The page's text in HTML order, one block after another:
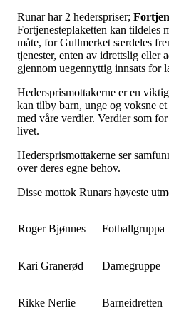
Runar har 2 hederspriser;
Fortjenesteplaketten kan tildeles
måte, for Gullmerket særdeles
tjenester, enten av idrettslig eller
gjennom uegennyttig innsats for
Hedersprismottakerne er en
kan tilby barn, unge og voksne
med våre verdier. Verdier som
livet.
Hedersprismottakerne ser
over deres egne behov.
Disse mottok Runars høyeste
Roger Bjønnes Fotballgruppa
Kari Granerød Damegruppe
Rikke Nerlie Barneidretten